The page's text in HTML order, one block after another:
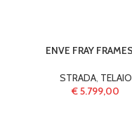
ENVE FRAY
STRADA, TELAIO
€5.799,00